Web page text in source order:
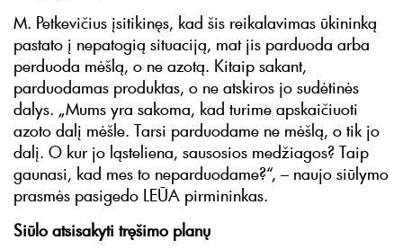
M. Petkevičius įsitikinęs, kad šis reikalavimas ūkininką
pastato į nepatogią situaciją, mat jis parduoda arba
perduoda mėšlą, o ne azotą. Kitaip sakant,
parduodamas produktas, o ne atskiros jo sudėtinės
dalys. „Mums yra sakoma, kad turime apskaičiuoti
azoto dalį mėšle. Tarsi parduodame ne mėšlą, o tik jo
dalį. O kur jo ląsteliena, sausosios medžiagos? Taip
gaunasi, kad mes to neparduodame?“, – naujo siūlymo
prasmės pasigedo LEŪA pirmininkas.
Siūlo atsisakyti tręšimo planų